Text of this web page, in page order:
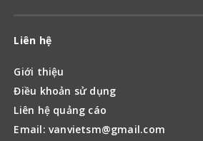
Liên hệ
Giới thiệu
Điều khoản sử dụng
Liên hệ quảng cáo
Email: vanvietsm@gmail.com